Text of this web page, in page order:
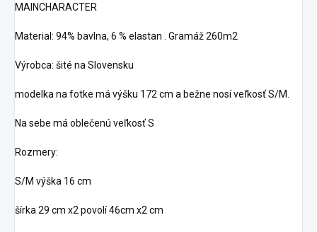
MAINCHARACTER
Material: 94% bavlna, 6 % elastan . Gramáž 260m2
Výrobca: šité na Slovensku
modelka na fotke má výšku 172 cm a bežne nosí veľkosť S/M.
Na sebe má oblečenú veľkosť S
Rozmery:
S/M výška 16 cm
šírka 29 cm x2 povolí 46cm x2 cm